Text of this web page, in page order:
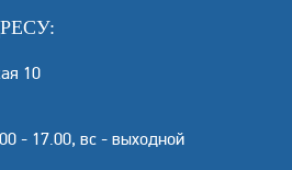
10
- 17.00, вс - выходной